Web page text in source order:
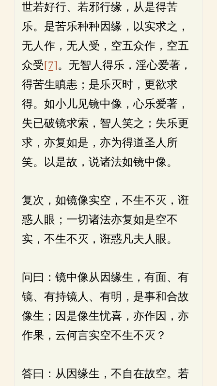
世若好行、若邪行缘，从是得苦
乐。是苦乐种种因缘，以实求之，
无人作，无人受，空五众作，空五
众受[7]。无智人得乐，淫心爱著，
得苦生瞋恚；是乐灭时，更欲求
得。如小儿见镜中像，心乐爱著，
失已破镜求索，智人笑之；失乐更
求，亦复如是，亦为得道圣人所
笑。以是故，说诸法如镜中像。
复次，如镜像实空，不生不灭，诳
惑人眼；一切诸法亦复如是空不
实，不生不灭，诳惑凡夫人眼。
问曰：镜中像从因缘生，有面、有
镜、有持镜人、有明，是事和合故
像生；因是像生忧喜，亦作因，亦
作果，云何言实空不生不灭？
答曰：从因缘生，不自在故空。若